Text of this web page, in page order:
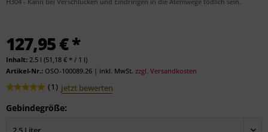
127,95 € *
Inhalt: 2.5 l (51,18 € * / 1 l)
Artikel-Nr.: OSO-100089.26 | inkl. MwSt. zzgl. Versandkosten
(1) Jetzt bewerten
Gebindegröße: